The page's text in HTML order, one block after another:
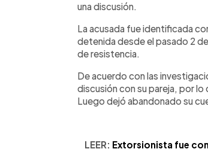
una discusión.
La acusada fue identificada
detenida desde el pasado 2
de resistencia.
De acuerdo con las
discusión con su pareja, por lo
Luego dejó abandonado su
LEER: Extorsionista fue